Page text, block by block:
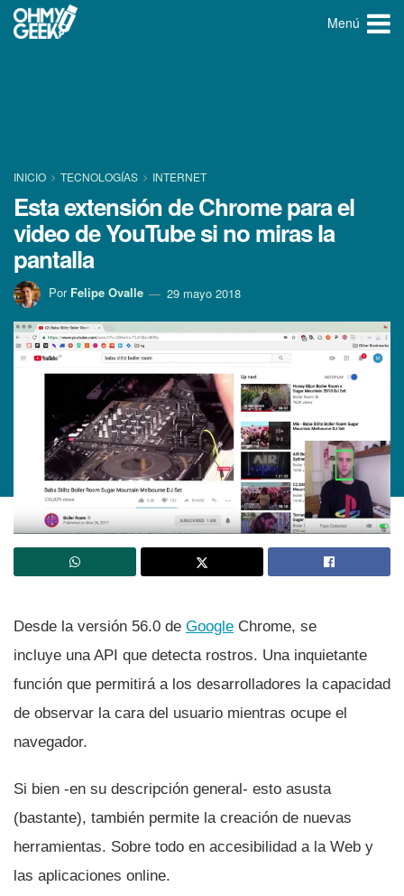
Menú
INICIO TECNOLOGÍ­AS INTERNET
Esta extensión de Chrome para el
video de YouTube si no miras la
pantalla
Por Felipe Ovalle 29 mayo 2018
Desde la versión 56.0 de Google Chrome, se
incluye una API que detecta rostros. Una inquietante
función que permitirá a los desarrolladores la capacidad
de observar la cara del usuario mientras ocupe el
navegador.
Si bien -en su descripción general- esto asusta
(bastante), también permite la creación de nuevas
herramientas. Sobre todo en accesibilidad a la Web y
las aplicaciones online.